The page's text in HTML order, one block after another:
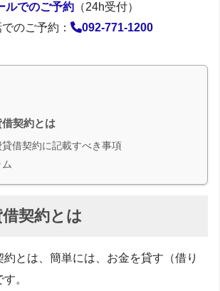
ルでのご予約（24h受付）
のご予約：
092-771-1200
契約とは
借契約に記載すべき事項
契約とは
とは、簡単には、お金を貸す（借り
。